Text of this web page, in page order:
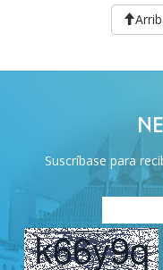
Suscríbase para